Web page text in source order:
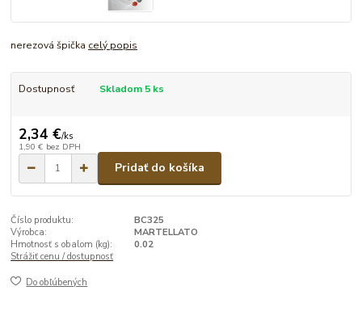
nerezová špička celý popis
Dostupnosť Skladom 5 ks
2,34 €/ks
1,90 € bez DPH
Pridať do košíka
Číslo produktu:
BC325
Výrobca:
MARTELLATO
Hmotnosť s obalom (kg):
0.02
Strážiť cenu / dostupnosť
Do obľúbených